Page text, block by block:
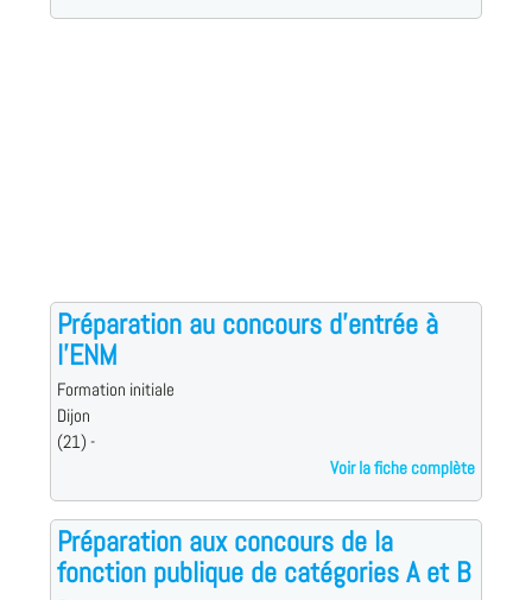
Préparation au concours d'entrée à
l'ENM
Formation initiale
Dijon
(21) -
Voir la fiche complète
Préparation aux concours de la
fonction publique de catégories A et B